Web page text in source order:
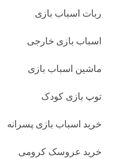
ربات اسباب بازی
اسباب بازی خارجی
ماشین اسباب بازی
توپ بازی کودک
خرید اسباب بازی پسرانه
خرید عروسک کرومی